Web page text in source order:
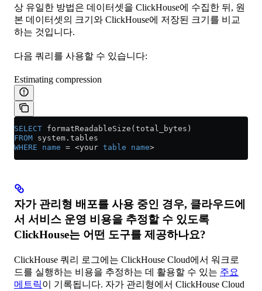
상 유일한 방법은 데이터셋을 ClickHouse에 수집한 뒤, 원
본 데이터셋의 크기와 ClickHouse에 저장된 크기를 비교
하는 것입니다.
다음 쿼리를 사용할 수 있습니다:
Estimating compression
SELECT formatReadableSize(total_bytes)
FROM system . tables
WHERE name = <your table name>
자가 관리형 배포를 사용 중인 경우, 클라우드에
서 서비스 운영 비용을 추정할 수 있도록
ClickHouse는 어떤 도구를 제공하나요?
ClickHouse 쿼리 로그에는 ClickHouse Cloud에서 워크로
드를 실행하는 비용을 추정하는 데 활용할 수 있는 주요
메트릭이 기록됩니다. 자가 관리형에서 ClickHouse Cloud